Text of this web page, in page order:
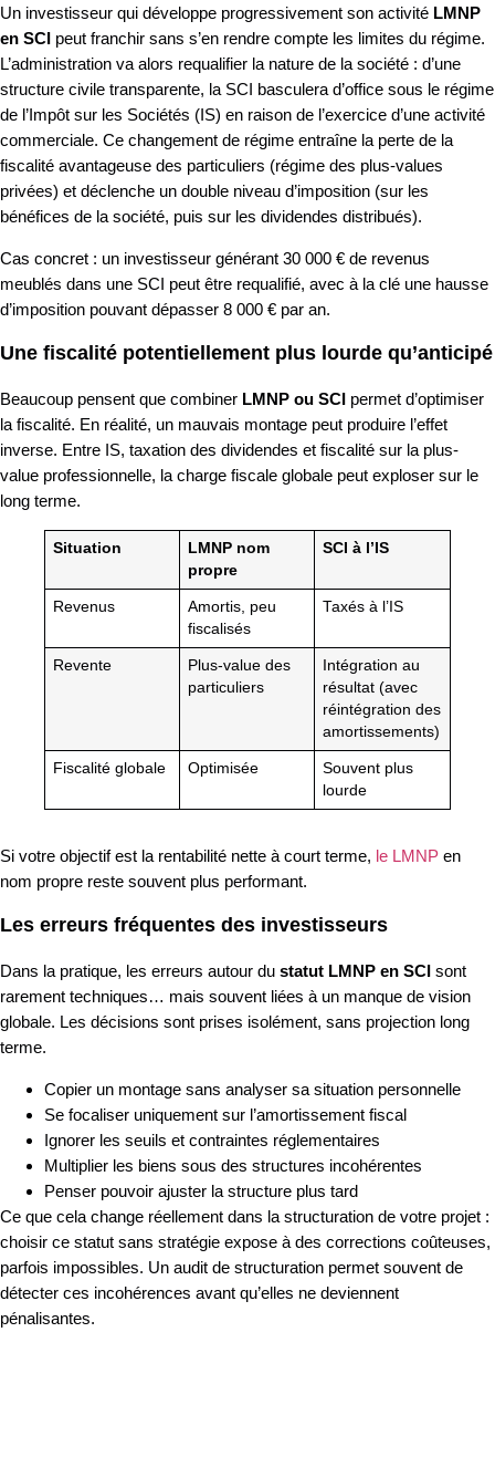
Un investisseur qui développe progressivement son activité LMNP
en SCI peut franchir sans s’en rendre compte les limites du régime.
L’administration va alors requalifier la nature de la société : d’une
structure civile transparente, la SCI basculera d’office sous le régime
de l’Impôt sur les Sociétés (IS) en raison de l’exercice d’une activité
commerciale. Ce changement de régime entraîne la perte de la
fiscalité avantageuse des particuliers (régime des plus-values
privées) et déclenche un double niveau d’imposition (sur les
bénéfices de la société, puis sur les dividendes distribués).
Cas concret : un investisseur générant 30 000 € de revenus
meublés dans une SCI peut être requalifié, avec à la clé une hausse
d’imposition pouvant dépasser 8 000 € par an.
Une fiscalité potentiellement plus lourde qu’anticipé
Beaucoup pensent que combiner LMNP ou SCI permet d’optimiser
la fiscalité. En réalité, un mauvais montage peut produire l’effet
inverse. Entre IS, taxation des dividendes et fiscalité sur la plus-
value professionnelle, la charge fiscale globale peut exploser sur le
long terme.
Situation
LMNP nom
propre
SCI à l’IS
Revenus
Amortis, peu
fiscalisés
Taxés à l’IS
Revente
Plus-value des
particuliers
Intégration au
résultat (avec
réintégration des
amortissements)
Fiscalité globale Optimisée
Souvent plus
lourde
Si votre objectif est la rentabilité nette à court terme, le LMNP en
nom propre reste souvent plus performant.
Les erreurs fréquentes des investisseurs
Dans la pratique, les erreurs autour du statut LMNP en SCI sont
rarement techniques… mais souvent liées à un manque de vision
globale. Les décisions sont prises isolément, sans projection long
terme.
Copier un montage sans analyser sa situation personnelle
Se focaliser uniquement sur l’amortissement fiscal
Ignorer les seuils et contraintes réglementaires
Multiplier les biens sous des structures incohérentes
Penser pouvoir ajuster la structure plus tard
Ce que cela change réellement dans la structuration de votre projet :
choisir ce statut sans stratégie expose à des corrections coûteuses,
parfois impossibles. Un audit de structuration permet souvent de
détecter ces incohérences avant qu’elles ne deviennent
pénalisantes.